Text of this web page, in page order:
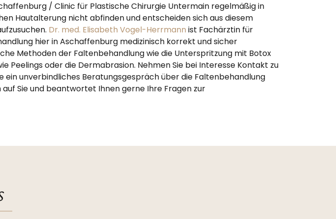
/ Clinic für Plastische Chirurgie Untermain regelmäßig in
Hautalterung nicht abfinden und entscheiden sich aus diesem
Dr. med. Elisabeth Vogel-Herrmann ist Fachärztin für
hier in Aschaffenburg medizinisch korrekt und sicher
Methoden der Faltenbehandlung wie die Unterspritzung mit Botox
oder die Dermabrasion. Nehmen Sie bei Interesse Kontakt zu
unverbindliches Beratungsgespräch über die Faltenbehandlung
Sie und beantwortet Ihnen gerne Ihre Fragen zur